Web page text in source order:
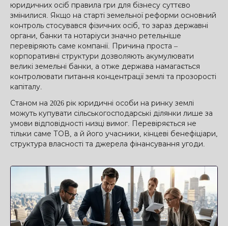
юридичних осіб правила гри для бізнесу суттєво
змінилися. Якщо на старті земельної реформи основний
контроль стосувався фізичних осіб, то зараз державні
органи, банки та нотаріуси значно ретельніше
перевіряють саме компанії. Причина проста –
корпоративні структури дозволяють акумулювати
великі земельні банки, а отже держава намагається
контролювати питання концентрації землі та прозорості
капіталу.
Станом на 2026 рік юридичні особи на ринку землі
можуть купувати сільськогосподарські ділянки лише за
умови відповідності низці вимог. Перевіряється не
тільки саме ТОВ, а й його учасники, кінцеві бенефіціари,
структура власності та джерела фінансування угоди.